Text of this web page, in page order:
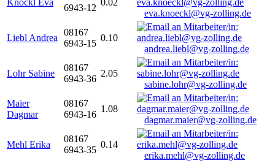
Knöckl Eva
6943-12
0.02
eva.knoeckl@vg-zolling.de
Liebl Andrea
08167
6943-15
0.10
andrea.liebl@vg-zolling.de
Lohr Sabine
08167
6943-36
2.05
sabine.lohr@vg-zolling.de
Maier
Dagmar
08167
6943-16
1.08
dagmar.maier@vg-zolling.de
Mehl Erika
08167
6943-35
0.14
erika.mehl@vg-zolling.de